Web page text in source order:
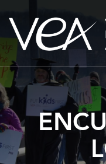
Ir
contenido